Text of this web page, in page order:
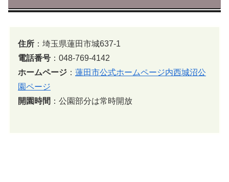
住所 ：埼玉県蓮田市城637-1
電話番号 ：048-769-4142
ホームページ ： 蓮田市公式ホームページ内西城沼公
園ページ
開園時間 ：公園部分は常時開放